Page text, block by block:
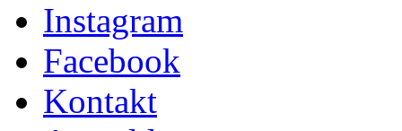
Instagram
Facebook
Kontakt